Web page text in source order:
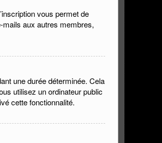
vous permet de
mails aux autres membres,
une durée déterminée. Cela
utilisez un ordinateur public
cette fonctionnalité.